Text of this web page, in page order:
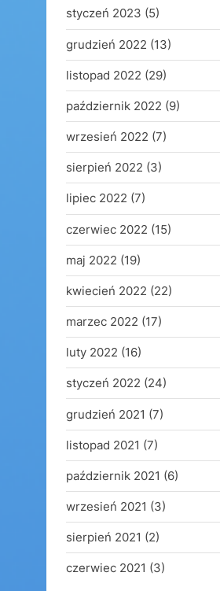
styczeń 2023 (5)
grudzień 2022 (13)
listopad 2022 (29)
październik 2022 (9)
wrzesień 2022 (7)
sierpień 2022 (3)
lipiec 2022 (7)
czerwiec 2022 (15)
maj 2022 (19)
kwiecień 2022 (22)
marzec 2022 (17)
luty 2022 (16)
styczeń 2022 (24)
grudzień 2021 (7)
listopad 2021 (7)
październik 2021 (6)
wrzesień 2021 (3)
sierpień 2021 (2)
czerwiec 2021 (3)